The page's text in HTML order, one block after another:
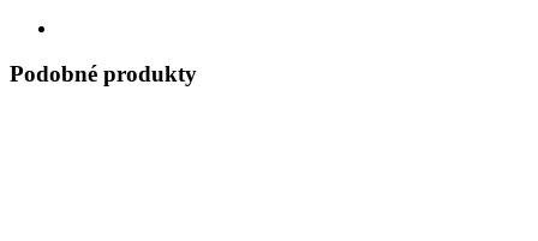
Podobné produkty